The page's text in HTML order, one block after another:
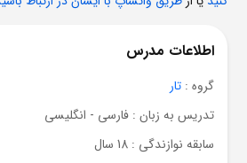
اطلاعات مدرس
گروه :تار
تدریس به زبان : فارسی - انگلیسی
سابقه نوازندگی : 18 سال